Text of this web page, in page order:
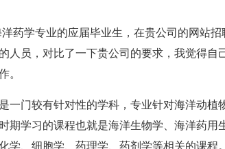
药学专业的应届毕业生，在贵公司的网站招
人员，对比了一下贵公司的要求，我觉得自
。
一门较有针对性的学科，专业针对海洋动植
期学习的课程也就是海洋生物学、海洋药用
学、细胞学、药理学、药剂学等相关的课程